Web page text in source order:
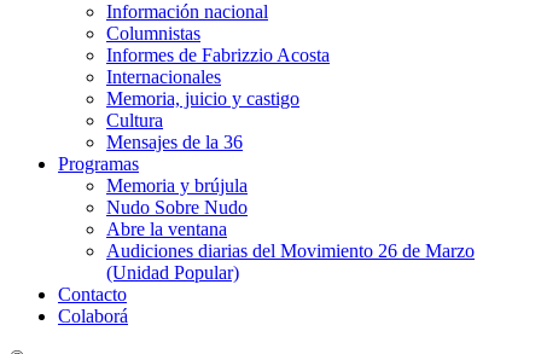
Información nacional
Columnistas
Informes de Fabrizzio Acosta
Internacionales
Memoria, juicio y castigo
Cultura
Mensajes de la 36
Programas
Memoria y brújula
Nudo Sobre Nudo
Abre la ventana
Audiciones diarias del Movimiento 26 de Marzo
(Unidad Popular)
Contacto
Colaborá